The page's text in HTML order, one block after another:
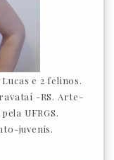
e 2 felinos.
-RS. Arte-
UFRGS.
juvenis.